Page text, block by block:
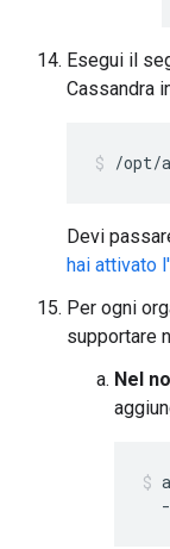
Esegui il
Cassandra
/opt/
Devi
hai attivato
Per ogni
supportare
Nel